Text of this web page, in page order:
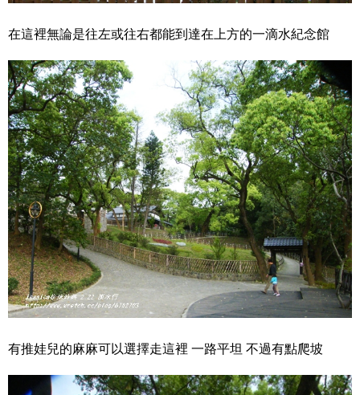
在這裡無論是往左或往右都能到達在上方的一滴水紀念館
有推娃兒的麻麻可以選擇走這裡 一路平坦 不過有點爬坡